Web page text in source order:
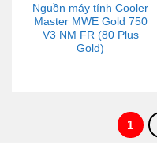
Nguồn máy tính Cooler
Master MWE Gold 750
V3 NM FR (80 Plus
Gold)
1